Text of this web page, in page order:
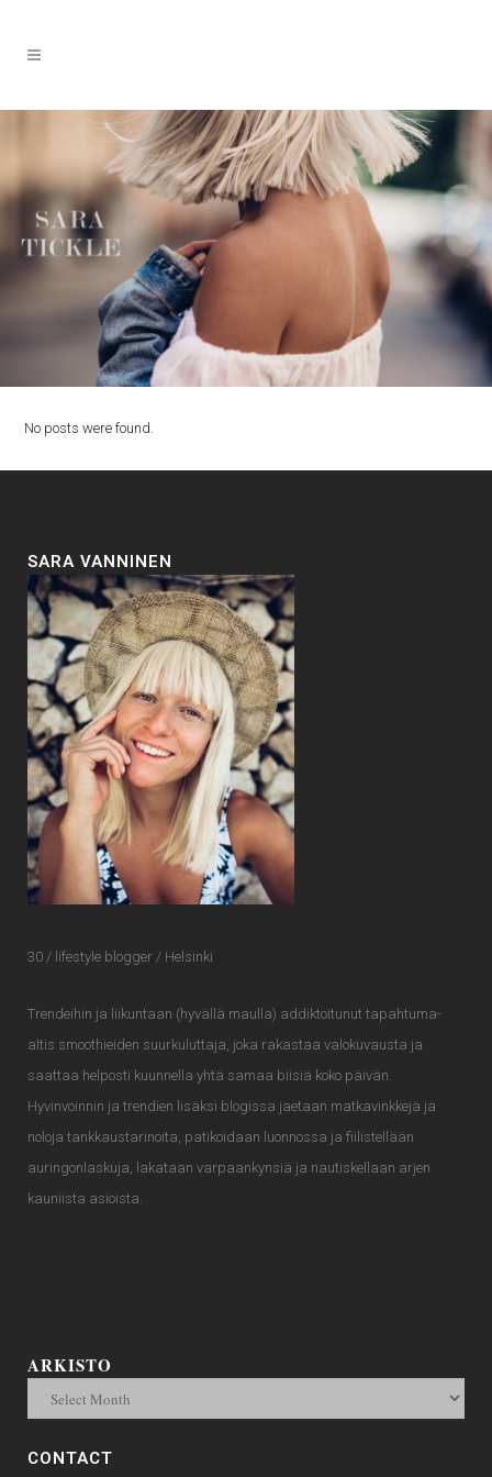
No posts were found.
SARA VANNINEN
30 / lifestyle blogger / Helsinki
Trendeihin ja liikuntaan (hyvällä maulla) addiktoitunut tapahtuma-
altis smoothieiden suurkuluttaja, joka rakastaa valokuvausta ja
saattaa helposti kuunnella yhtä samaa biisiä koko päivän.
Hyvinvoinnin ja trendien lisäksi blogissa jaetaan matkavinkkejä ja
noloja tankkaustarinoita, patikoidaan luonnossa ja fiilistellään
auringonlaskuja, lakataan varpaankynsiä ja nautiskellaan arjen
kauniista asioista.
ARKISTO
CONTACT